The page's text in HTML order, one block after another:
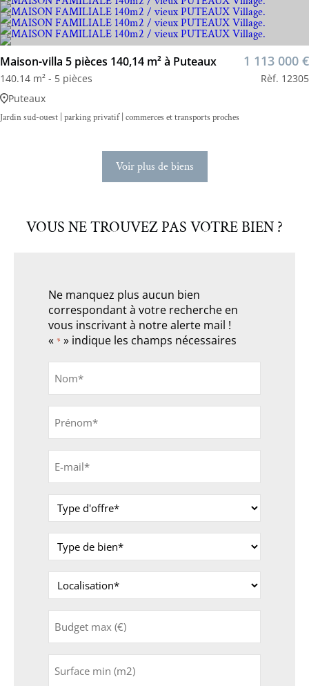
Maison-villa 5 pièces 140,14 m² à Puteaux 1 113 000 €
140.14 m² - 5 pièces
Rèf. 12305
Puteaux
Jardin sud-ouest | parking privatif | commerces et transports proches
Voir plus de biens
VOUS NE TROUVEZ PAS VOTRE BIEN ?
Ne manquez plus aucun bien
correspondant à votre recherche en
vous inscrivant à notre alerte mail !
« * » indique les champs nécessaires
mail
*
Type
d'offre
Type
bien
Localisation
max
(€)
min